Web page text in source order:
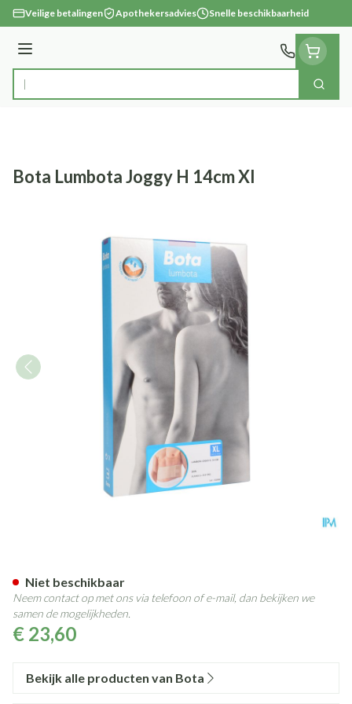
Ga naar de inhoud
Veilige betalingen Apothekersadvies Snelle beschikbaarheid
Menu
Product, merk, categorie... Zoek
Bota Lumbota Joggy H 14cm Xl
€ 23,60
Niet beschikbaar
Neem contact op met ons via telefoon of e-mail, dan bekijken we
samen de mogelijkheden.
Bekijk alle producten van Bota